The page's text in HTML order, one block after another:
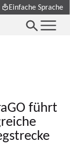
Einfache Sprache
führt